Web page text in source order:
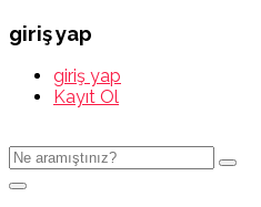
giriş yap
giriş yap
Kayıt Ol